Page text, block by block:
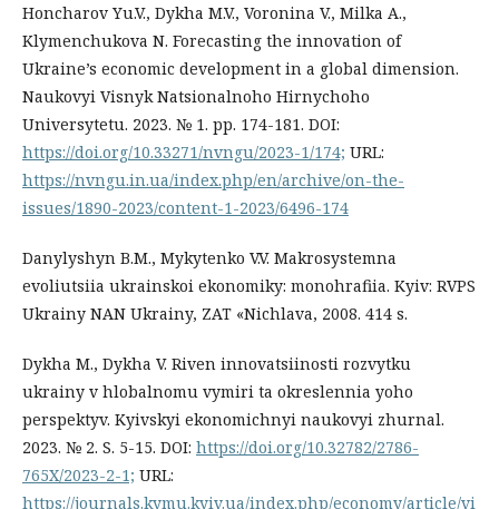
Honcharov Yu.V., Dykha M.V., Voronina V., Milka A.,
Klymenchukova N. Forecasting the innovation of
Ukraine’s economic development in a global dimension.
Naukovyi Visnyk Natsionalnoho Hirnychoho
Universytetu. 2023. № 1. pp. 174-181. DOI:
https://doi.org/10.33271/nvngu/2023-1/174; URL:
https://nvngu.in.ua/index.php/en/archive/on-the-
issues/1890-2023/content-1-2023/6496-174
Danylyshyn B.M., Mykytenko V.V. Makrosystemna
evoliutsiia ukrainskoi ekonomiky: monohrafiia. Kyiv: RVPS
Ukrainy NAN Ukrainy, ZAT «Nichlava, 2008. 414 s.
Dykha M., Dykha V. Riven innovatsiinosti rozvytku
ukrainy v hlobalnomu vymiri ta okreslennia yoho
perspektyv. Kyivskyi ekonomichnyi naukovyi zhurnal.
2023. № 2. S. 5-15. DOI: https://doi.org/10.32782/2786-
765X/2023-2-1; URL:
https://journals.kymu.kyiv.ua/index.php/economy/article/vi